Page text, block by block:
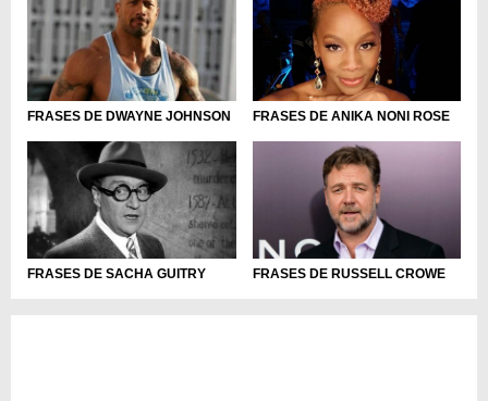
FRASES DE DWAYNE JOHNSON FRASES DE ANIKA NONI ROSE
FRASES DE SACHA GUITRY FRASES DE RUSSELL CROWE